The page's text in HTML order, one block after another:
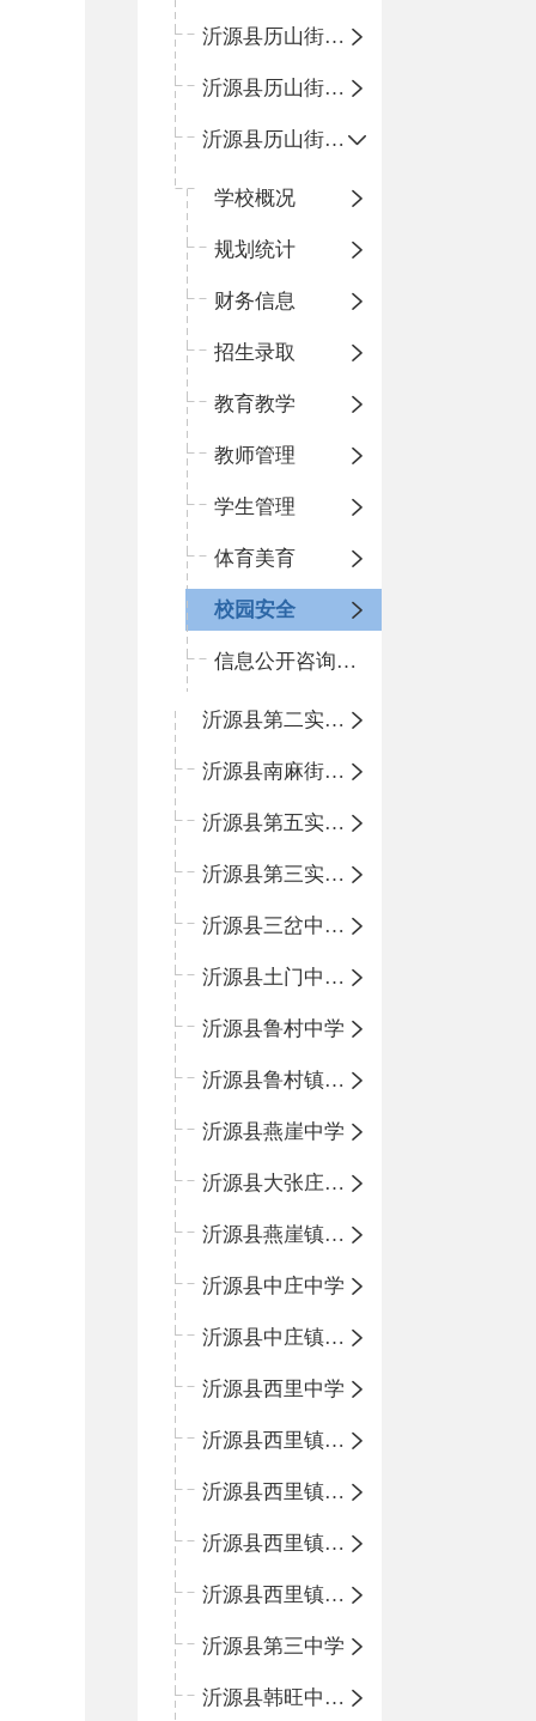
沂源县历山街道办事处振兴路小学
沂源县历山街道办事处荆山路小学
沂源县历山街道办事处鲁山路小学
学校概况
规划统计
财务信息
招生录取
教育教学
教师管理
学生管理
体育美育
校园安全
信息公开咨询指南
沂源县第二实验中学
沂源县南麻街道办事处中心小学
沂源县第五实验小学
沂源县第三实验小学
沂源县三岔中心学校
沂源县土门中心学校
沂源县鲁村中学
沂源县鲁村镇中心小学
沂源县燕崖中学
沂源县大张庄中心学校
沂源县燕崖镇中心小学
沂源县中庄中学
沂源县中庄镇中心小学
沂源县西里中学
沂源县西里镇中心小学
沂源县西里镇柳枝峪回民小学
沂源县西里镇金星完全小学
沂源县西里镇团圆小学
沂源县第三中学
沂源县韩旺中心学校